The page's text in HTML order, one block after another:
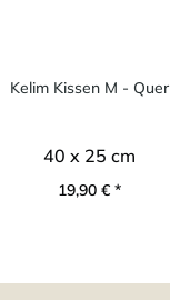
Kelim Kissen M - Quer
40 x 25 cm
19,90 € *